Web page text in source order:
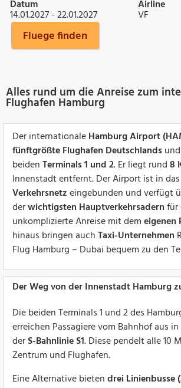
Datum
14.01.2027 - 22.01.2027
Airline
VF
Fluege finden
Alles rund um die Anreise zum
Flughafen Hamburg
Der internationaleHamburg Airport
fünftgrößte Flughafen Deutschlands
beidenTerminals 1 und 2. Er liegt rund8
Innenstadt entfernt. Der Airport ist in das
Verkehrsnetzeingebunden und verfügt
derwichtigsten Hauptverkehrsadernfür
unkomplizierte Anreise mit demeigenen
hinaus bringen auchTaxi-Unternehmen
Flug Hamburg – Dubai bequem zu den
Der Weg von der Innenstadt Hamburg
Die beiden Terminals 1 und 2 des
erreichen Passagiere vom Bahnhof aus in
derS-Bahnlinie S1. Diese pendelt alle 10
Zentrum und Flughafen.
Eine Alternative bietendrei Linienbusse